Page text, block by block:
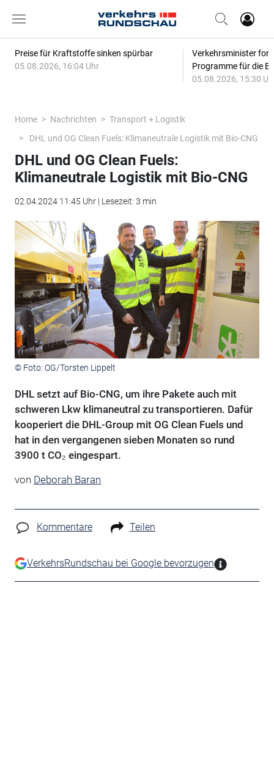
Preise für Kraftstoffe sinken spürbar
05.08.2026, 16:04 Uhr
Verkehrsminister
Programme für die
05.08.2026, 15:30
Home Nachrichten
Transport + Logistik
DHL und OG Clean Fuels: Klimaneutrale Logistik mit Bio-CNG
DHL und OG Clean Fuels:
Klimaneutrale Logistik mit Bio-CNG
02.04.2024 11:45 Uhr | Lesezeit: 3 min
© Foto: OG/Torsten Lippelt
DHL setzt auf Bio-CNG, um ihre Pakete auch mit
schweren Lkw klimaneutral zu transportieren. Dafür
kooperiert die DHL-Group mit OG Clean Fuels und
hat in den vergangenen sieben Monaten so rund
3900 t CO₂ eingespart.
von Deborah Baran
Kommentare Teilen
VerkehrsRundschau bei Google bevorzugen